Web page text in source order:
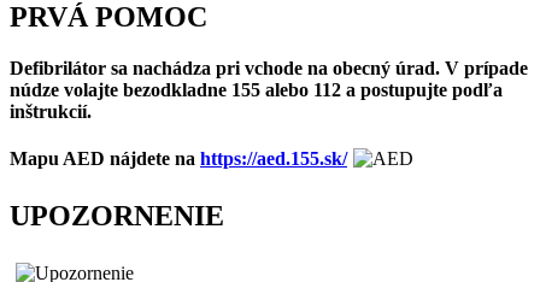
PRVÁ POMOC
Defibrilátor sa nachádza pri vchode na obecný úrad. V prípade
núdze volajte bezodkladne 155 alebo 112 a postupujte podľa
inštrukcií.
Mapu AED nájdete na https://aed.155.sk/
UPOZORNENIE